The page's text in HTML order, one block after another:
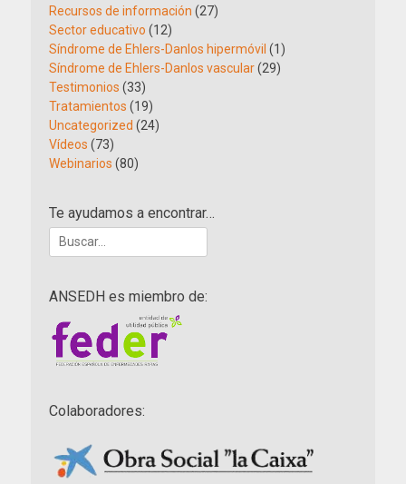
Recursos de información (27)
Sector educativo (12)
Síndrome de Ehlers-Danlos hipermóvil (1)
Síndrome de Ehlers-Danlos vascular(29)
Testimonios (33)
Tratamientos (19)
Uncategorized (24)
Vídeos (73)
Webinarios (80)
Te ayudamos a encontrar…
Buscar:
ANSEDH es miembro de:
Colaboradores: